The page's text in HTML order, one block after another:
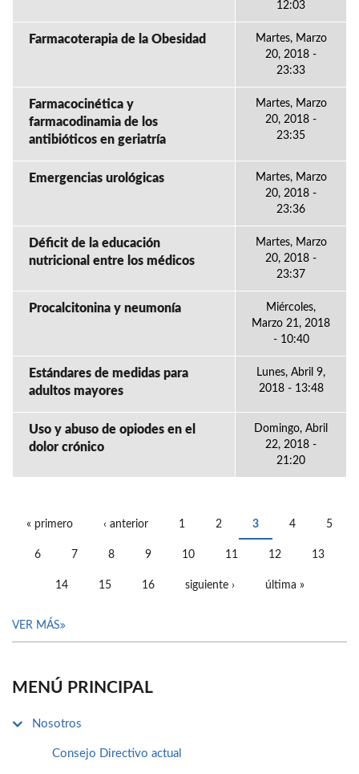
12:03
Farmacoterapia de la Obesidad
Martes, Marzo
20, 2018 -
23:33
Farmacocinética y
farmacodinamia de los
antibióticos en geriatría
Martes, Marzo
20, 2018 -
23:35
Emergencias urológicas
Martes, Marzo
20, 2018 -
23:36
Déficit de la educación
nutricional entre los médicos
Martes, Marzo
20, 2018 -
23:37
Procalcitonina y neumonía
Miércoles,
Marzo 21, 2018
- 10:40
Estándares de medidas para
adultos mayores
Lunes, Abril 9,
2018 - 13:48
Uso y abuso de opiodes en el
dolor crónico
Domingo, Abril
22, 2018 -
21:20
« primero ‹ anterior 1 2 3 4 5
6 7 8 9 10 11 12 13
14 15 16 siguiente › última »
VER MÁS
MENÚ PRINCIPAL
Nosotros
Consejo Directivo actual